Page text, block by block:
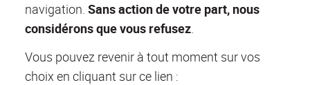
navigation. Sans action de votre part, nous
considérons que vous refusez.
Vous pouvez revenir à tout moment sur vos
choix en cliquant sur ce lien :